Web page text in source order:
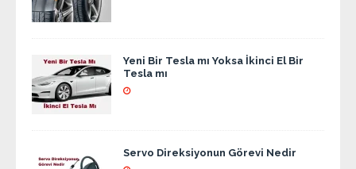
Yeni Bir Tesla mı Yoksa İkinci El Bir
Tesla mı
Servo Direksiyonun Görevi Nedir